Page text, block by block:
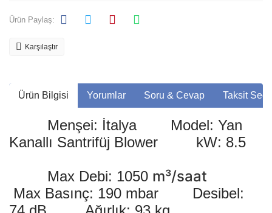
Ürün Paylaş:
Karşılaştır
Ürün Bilgisi Yorumlar Soru & Cevap Taksit
Menşei: İtalya Model: Yan
Kanallı Santrifüj Blower kW: 8.5
Max Debi: 1050 m³/saat
Max Basınç: 190 mbar Desibel: